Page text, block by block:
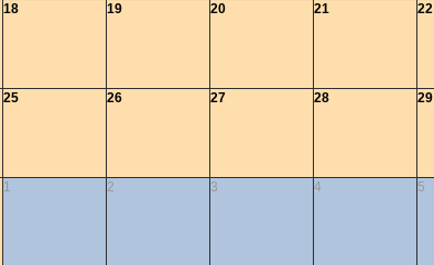
18 19 20 21 22
25 26 27 28 29
1 2 3 4 5